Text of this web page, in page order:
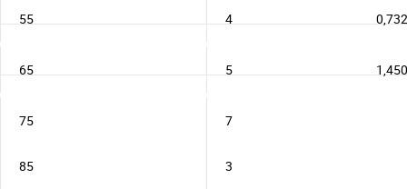
55 4 0,732
65 5 1,450
75 7
85 3